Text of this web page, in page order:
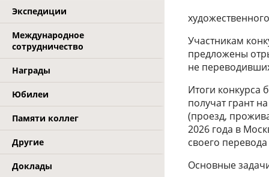
Экспедиции
Международное
сотрудничество
Награды
Юбилеи
Памяти коллег
Другие
Доклады
Участникам
предложены
не
Итоги конкурса
получат грант
(проезд,
2026 года в
своего
Основные